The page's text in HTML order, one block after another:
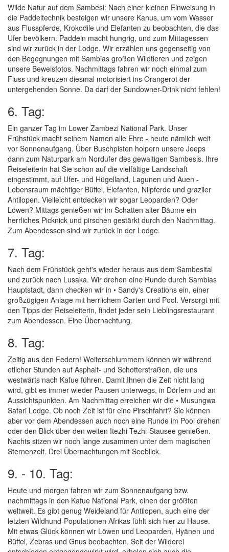
Wilde Natur auf dem Sambesi: Nach einer kleinen Einweisung in
die Paddeltechnik besteigen wir unsere Kanus, um vom Wasser
aus Flusspferde, Krokodile und Elefanten zu beobachten, die das
Ufer bevölkern. Paddeln macht hungrig, und zum Mittagessen
sind wir zurück in der Lodge. Wir erzählen uns gegenseitig von
den Begegnungen mit Sambias großen Wildtieren und zeigen
unsere Beweisfotos. Nachmittags fahren wir noch einmal zum
Fluss und kreuzen diesmal motorisiert ins Orangerot der
untergehenden Sonne. Da darf der Sundowner-Drink nicht fehlen!
6. Tag:
Ein ganzer Tag im Lower Zambezi National Park. Unser
Frühstück macht seinem Namen alle Ehre - heute nämlich weit
vor Sonnenaufgang. Über Buschpisten holpern unsere Jeeps
dann zum Naturpark am Nordufer des gewaltigen Sambesis. Ihre
Reiseleiterin hat Sie schon auf die vielfältige Landschaft
eingestimmt, auf Ufer- und Hügelland, Lagunen und Auen -
Lebensraum mächtiger Büffel, Elefanten, Nilpferde und graziler
Antilopen. Vielleicht entdecken wir sogar Leoparden? Oder
Löwen? Mittags genießen wir im Schatten alter Bäume ein
herrliches Picknick und pirschen gestärkt durch den Nachmittag.
Zum Abendessen sind wir zurück in der Lodge.
7. Tag:
Nach dem Frühstück geht's wieder heraus aus dem Sambesital
und zurück nach Lusaka. Wir drehen eine Runde durch Sambias
Hauptstadt, dann checken wir in • Sandy's Creations ein, einer
großzügigen Anlage mit herrlichem Garten und Pool. Versorgt mit
den Tipps der Reiseleiterin, findet jeder sein Lieblingsrestaurant
zum Abendessen. Eine Übernachtung.
8. Tag:
Zeitig aus den Federn! Weiterschlummern können wir während
etlicher Stunden auf Asphalt- und Schotterstraßen, die uns
westwärts nach Kafue führen. Damit Ihnen die Zeit nicht lang
wird, gibt es immer wieder Pausen unterwegs, in Dörfern und an
Aussichtspunkten. Am Nachmittag erreichen wir die • Musungwa
Safari Lodge. Ob noch Zeit ist für eine Pirschfahrt? Sie können
aber vor dem Abendessen auch noch eine Runde im Pool drehen
oder den Blick über den weiten Itezhi-Tezhi-Stausee genießen.
Nachts sitzen wir noch lange zusammen unter dem magischen
Sternenzelt. Drei Übernachtungen mit Seeblick.
9. - 10. Tag:
Heute und morgen fahren wir zum Sonnenaufgang bzw.
nachmittags in den Kafue National Park, einen der größten
weltweit. Es gibt genug Weideland für Antilopen, auch eine der
letzten Wildhund-Populationen Afrikas fühlt sich hier zu Hause.
Mit etwas Glück können wir Löwen und Leoparden, Hyänen und
Büffel, Zebras und Gnus beobachten. Seit der Wilderei